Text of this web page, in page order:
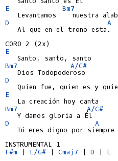
E
Bm7
D
A
   Al que en el trono esta.
E
Bm7
A/C#
D
E
Bm7
A/C#
D
A
Tú eres digno por siempre
F#m | E/G# | Cmaj7 | D | E